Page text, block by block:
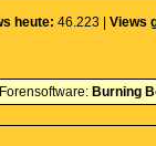
heute: 46.223 | Views
Forensoftware: Burning